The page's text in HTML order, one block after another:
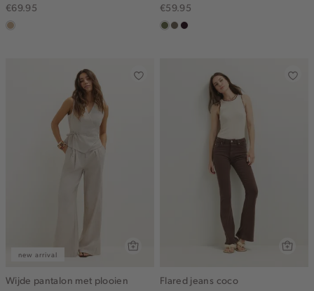
€69.95
zand
€59.95
groen,
middenbruin
bordeaux,
new arrival
Wijde pantalon met plooien
Flared jeans coco